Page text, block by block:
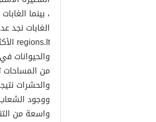
، بينما
الغابات نجد
regions.It الأكثر تنوع حيوى في العالم .
والحيوانات
من المساحات
والحشرات
ووجود
واسعة من